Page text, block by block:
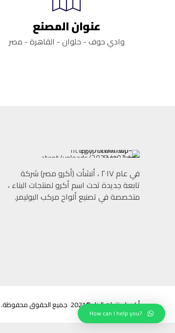
عنوان المصنع
وادي حوف - حلوان - القاھرة - مصر
في عام ٢٠١٧ ، أنشأت (أكرو مصر) شركة
تابعة جدیدة تحت اسم أكرو لمنتجات البناء ،
متخصصة في تصنیع ألواح مركب البوليمر.
أكرو لمنتجات البناء®2021 جميع الحقوق محفوظة.
How can I help you?